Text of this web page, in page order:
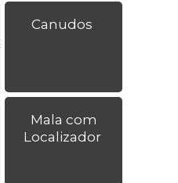
Canudos
Mala com
Localizador